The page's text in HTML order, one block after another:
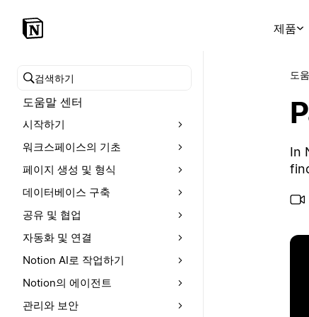
제품
도움말 센터 검색
도움말 센터
시작하기
워크스페이스의 기초
페이지 생성 및 형식
데이터베이스 구축
공유 및 협업
자동화 및 연결
Notion AI로 작업하기
Notion의 에이전트
관리와 보안
도
In